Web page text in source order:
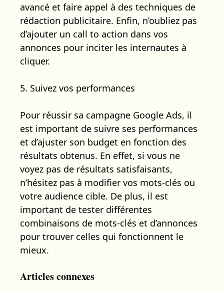
avancé et faire appel à des techniques de
rédaction publicitaire. Enfin, n’oubliez pas
d’ajouter un call to action dans vos
annonces pour inciter les internautes à
cliquer.
5. Suivez vos performances
Pour réussir sa campagne Google Ads, il
est important de suivre ses performances
et d’ajuster son budget en fonction des
résultats obtenus. En effet, si vous ne
voyez pas de résultats satisfaisants,
n’hésitez pas à modifier vos mots-clés ou
votre audience cible. De plus, il est
important de tester différentes
combinaisons de mots-clés et d’annonces
pour trouver celles qui fonctionnent le
mieux.
Articles connexes